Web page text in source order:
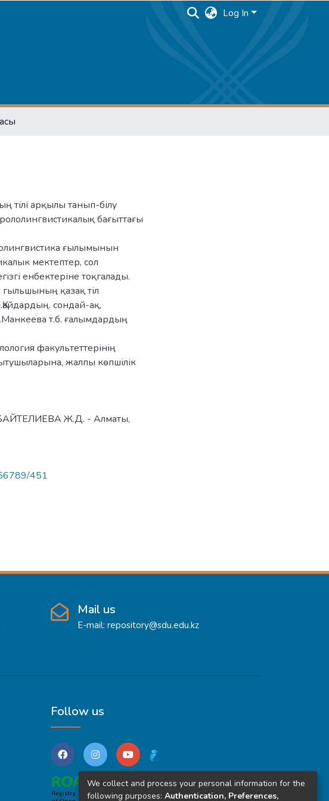
Log In
тілі арқылы танып-білу
бағыттағы
ғылымынын
мектептер, сол
енбектеріне тоқгалады.
қазақ тіл
сондай-ақ,
т.б. ғалымдардың
факультеттерінің
жалпы көпшілік
БАЙТЕЛИЕВА Ж.Д. - Алматы,
451
Mail us
E-mail: repository@sdu.edu.kz
Follow us
We collect and process your personal information for the
following purposes: Authentication, Preferences,